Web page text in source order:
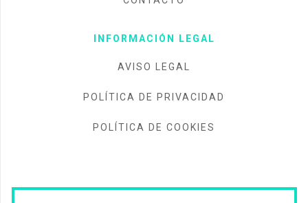
INFORMACIÓN LEGAL
AVISO LEGAL
POLÍTICA DE PRIVACIDAD
POLÍTICA DE COOKIES